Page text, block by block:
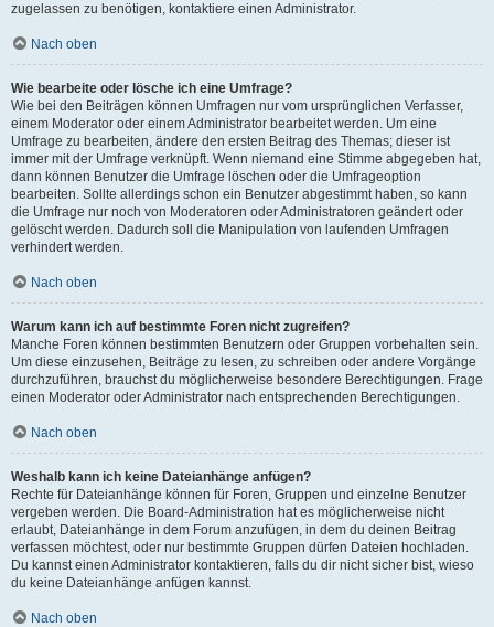
zugelassen zu benötigen, kontaktiere einen Administrator.
Nach oben
Wie bearbeite oder lösche ich eine Umfrage?
Wie bei den Beiträgen können Umfragen nur vom ursprünglichen Verfasser,
einem Moderator oder einem Administrator bearbeitet werden. Um eine
Umfrage zu bearbeiten, ändere den ersten Beitrag des Themas; dieser ist
immer mit der Umfrage verknüpft. Wenn niemand eine Stimme abgegeben hat,
dann können Benutzer die Umfrage löschen oder die Umfrageoption
bearbeiten. Sollte allerdings schon ein Benutzer abgestimmt haben, so kann
die Umfrage nur noch von Moderatoren oder Administratoren geändert oder
gelöscht werden. Dadurch soll die Manipulation von laufenden Umfragen
verhindert werden.
Nach oben
Warum kann ich auf bestimmte Foren nicht zugreifen?
Manche Foren können bestimmten Benutzern oder Gruppen vorbehalten sein.
Um diese einzusehen, Beiträge zu lesen, zu schreiben oder andere Vorgänge
durchzuführen, brauchst du möglicherweise besondere Berechtigungen. Frage
einen Moderator oder Administrator nach entsprechenden Berechtigungen.
Nach oben
Weshalb kann ich keine Dateianhänge anfügen?
Rechte für Dateianhänge können für Foren, Gruppen und einzelne Benutzer
vergeben werden. Die Board-Administration hat es möglicherweise nicht
erlaubt, Dateianhänge in dem Forum anzufügen, in dem du deinen Beitrag
verfassen möchtest, oder nur bestimmte Gruppen dürfen Dateien hochladen.
Du kannst einen Administrator kontaktieren, falls du dir nicht sicher bist, wieso
du keine Dateianhänge anfügen kannst.
Nach oben